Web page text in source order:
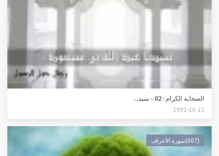
الصحابة الكرام : 02 - سيد...
1992-10-12
(007)سورة الأعراف